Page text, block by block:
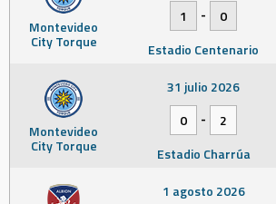
Montevideo
City Torque
1
-
0
Estadio Centenario
Montevideo
City Torque
31 julio 2026
0
-
2
Estadio Charrúa
1 agosto 2026